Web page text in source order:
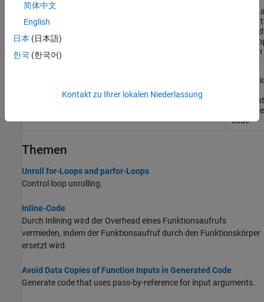
making
copy of
loop
each
iteration
code
Themen
Unroll for-Loops and parfor-Loops
Control loop unrolling.
Inline-Code
Durch Inlining wird der Overhead eines Funktionsaufrufs
vermieden, indem der Funktionsaufruf durch den Funktionskörper
ersetzt wird.
Avoid Data Copies of Function Inputs in Generated Code
Generate code that uses pass-by-reference for input arguments.
简体中文
English
日本 (日本語)
한국 (한국어)
Kontakt zu Ihrer lokalen Niederlassung